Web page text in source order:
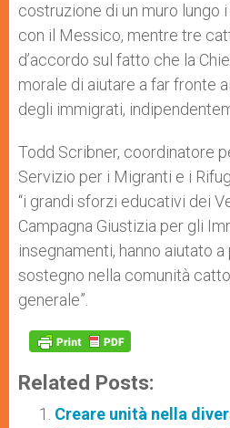
costruzione di un muro lungo
con il Messico, mentre tre
d’accordo sul fatto che la
morale di aiutare a far fronte
degli immigrati,
Todd Scribner, coordinatore
Servizio per i Migranti e i
“i grandi sforzi educativi dei
Campagna Giustizia per gli
insegnamenti, hanno aiutato a
sostegno nella comunità
generale”.
Related Posts:
Creare unità nella